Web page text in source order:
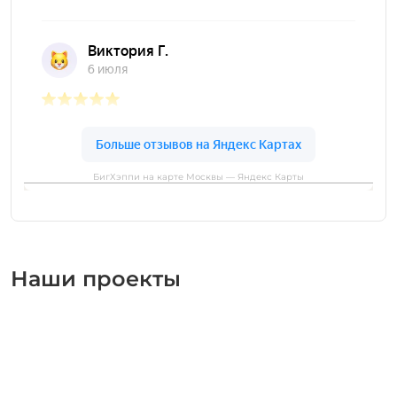
БигХэппи на карте Москвы — Яндекс Карты
Наши проекты